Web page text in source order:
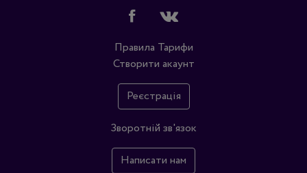
Правила Тарифи
Створити акаунт
Реєстрація
Зворотній зв'язок
Написати нам